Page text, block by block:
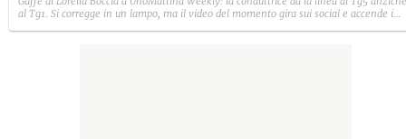
al Tg1. Si corregge in un lampo, ma il video del momento gira sui social e accende i